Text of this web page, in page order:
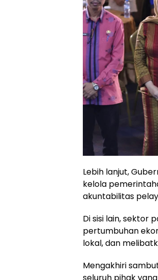
Lebih lanjut,
kelola
akuntabilitas
Di sisi lain, sektor
pertumbuhan
lokal, dan
Mengakhiri
seluruh pihak